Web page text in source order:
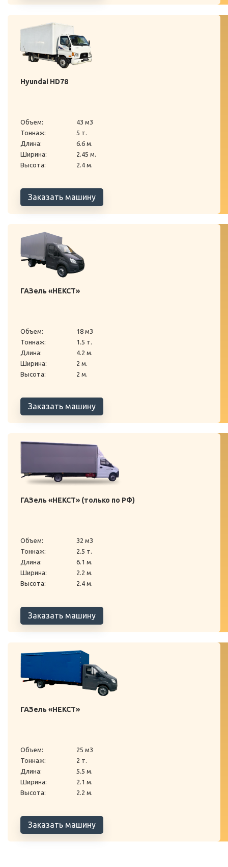
Hyundai HD78
Объем:
43 м3
Тоннаж:
5 т.
Длина:
6.6 м.
Ширина:
2.45 м.
Высота:
2.4 м.
Заказать машину
ГАЗель «НЕКСТ»
Объем:
18 м3
Тоннаж:
1.5 т.
Длина:
4.2 м.
Ширина:
2 м.
Высота:
2 м.
Заказать машину
ГАЗель «НЕКСТ» (только по РФ)
Объем:
32 м3
Тоннаж:
2.5 т.
Длина:
6.1 м.
Ширина:
2.2 м.
Высота:
2.4 м.
Заказать машину
ГАЗель «НЕКСТ»
Объем:
25 м3
Тоннаж:
2 т.
Длина:
5.5 м.
Ширина:
2.1 м.
Высота:
2.2 м.
Заказать машину